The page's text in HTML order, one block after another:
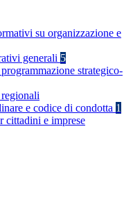
su organizzazione e
generali 5
strategico-
e codice di condotta 1
cittadini e imprese